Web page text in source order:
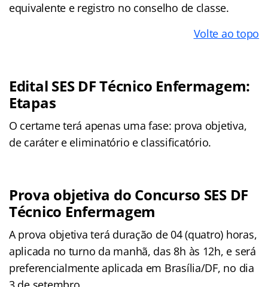
equivalente e registro no conselho de classe.
Volte ao topo
Edital SES DF Técnico Enfermagem:
Etapas
O certame terá apenas uma fase: prova objetiva,
de caráter e eliminatório e classificatório.
Prova objetiva do Concurso SES DF
Técnico Enfermagem
A prova objetiva terá duração de 04 (quatro) horas,
aplicada no turno da manhã, das 8h às 12h, e será
preferencialmente aplicada em Brasília/DF, no dia